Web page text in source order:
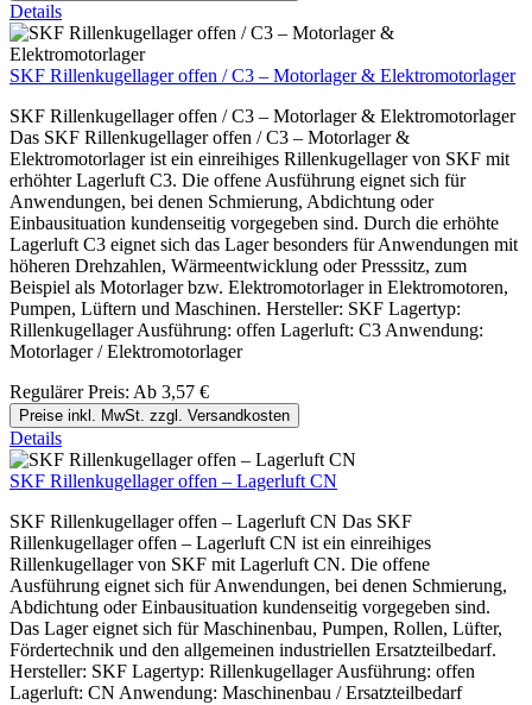
Details
SKF Rillenkugellager offen / C3 – Motorlager & Elektromotorlager
SKF Rillenkugellager offen / C3 – Motorlager & Elektromotorlager
Das SKF Rillenkugellager offen / C3 – Motorlager &
Elektromotorlager ist ein einreihiges Rillenkugellager von SKF mit
erhöhter Lagerluft C3. Die offene Ausführung eignet sich für
Anwendungen, bei denen Schmierung, Abdichtung oder
Einbausituation kundenseitig vorgegeben sind. Durch die erhöhte
Lagerluft C3 eignet sich das Lager besonders für Anwendungen mit
höheren Drehzahlen, Wärmeentwicklung oder Presssitz, zum
Beispiel als Motorlager bzw. Elektromotorlager in Elektromotoren,
Pumpen, Lüftern und Maschinen. Hersteller: SKF Lagertyp:
Rillenkugellager Ausführung: offen Lagerluft: C3 Anwendung:
Motorlager / Elektromotorlager
Regulärer Preis: Ab 3,57 €
Preise inkl. MwSt. zzgl. Versandkosten
Details
SKF Rillenkugellager offen – Lagerluft CN
SKF Rillenkugellager offen – Lagerluft CN Das SKF
Rillenkugellager offen – Lagerluft CN ist ein einreihiges
Rillenkugellager von SKF mit Lagerluft CN. Die offene
Ausführung eignet sich für Anwendungen, bei denen Schmierung,
Abdichtung oder Einbausituation kundenseitig vorgegeben sind.
Das Lager eignet sich für Maschinenbau, Pumpen, Rollen, Lüfter,
Fördertechnik und den allgemeinen industriellen Ersatzteilbedarf.
Hersteller: SKF Lagertyp: Rillenkugellager Ausführung: offen
Lagerluft: CN Anwendung: Maschinenbau / Ersatzteilbedarf